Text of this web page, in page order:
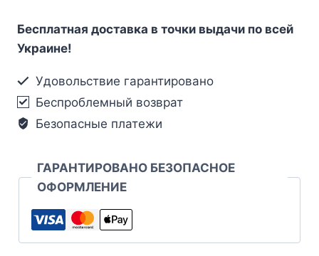
Бесплатная доставка в точки выдачи по всей
Украине!
Удовольствие гарантировано
Беспроблемный возврат
Безопасные платежи
ГАРАНТИРОВАНО БЕЗОПАСНОЕ
ОФОРМЛЕНИЕ